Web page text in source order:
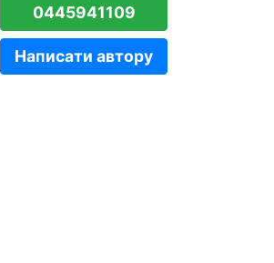
0445941109
Написати автору